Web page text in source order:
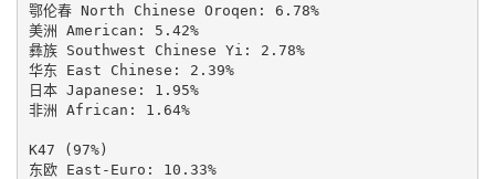
鄂伦春 North Chinese Oroqen: 6.78%
美洲 American: 5.42%
彝族 Southwest Chinese Yi: 2.78%
华东 East Chinese: 2.39%
日本 Japanese: 1.95%
非洲 African: 1.64%
K47 (97%)
东欧 East-Euro: 10.33%